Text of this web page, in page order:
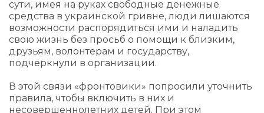
сути, имея на руках свободные денежные
средства в украинской гривне, люди лишаются
возможности распорядиться ими и наладить
свою жизнь без просьб о помощи к близким,
друзьям, волонтерам и государству,
подчеркнули в организации.
В этой связи «фронтовики» попросили уточнить
правила, чтобы включить в них и
несовершеннолетних детей. При этом